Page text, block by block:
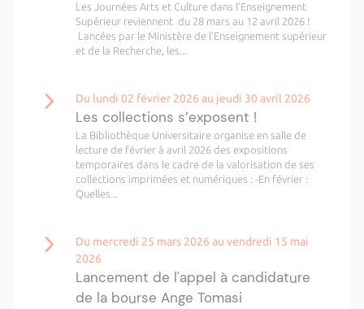
Les Journées Arts et Culture dans l’Enseignement
Supérieur reviennent du 28 mars au 12 avril 2026 !
Lancées par le Ministère de l’Enseignement supérieur
et de la Recherche, les...
Du lundi 02 février 2026 au jeudi 30 avril 2026
Les collections s’exposent !
La Bibliothèque Universitaire organise en salle de
lecture de février à avril 2026 des expositions
temporaires dans le cadre de la valorisation de ses
collections imprimées et numériques : -En février :
Quelles...
Du mercredi 25 mars 2026 au vendredi 15 mai
2026
Lancement de l'appel à candidature
de la bourse Ange Tomasi